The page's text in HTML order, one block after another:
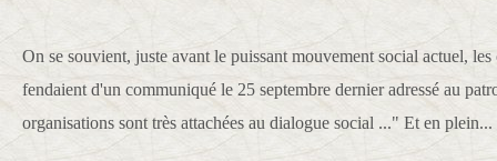
On se souvient, juste avant le puissant mouvement social actuel,
fendaient d'un communiqué le 25 septembre dernier adressé au
organisations sont très attachées au dialogue social ..." Et en plein...